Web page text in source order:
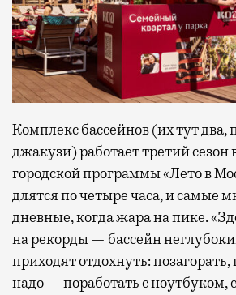
Комплекс бассейнов (их тут два,
джакузи) работает третий сезон
городской программы «Лето в
длятся по четыре часа, и самые
дневные, когда жара на пике.
на рекорды — бассейн
приходят отдохнуть: позагорать,
надо — поработать с ноутбуком,